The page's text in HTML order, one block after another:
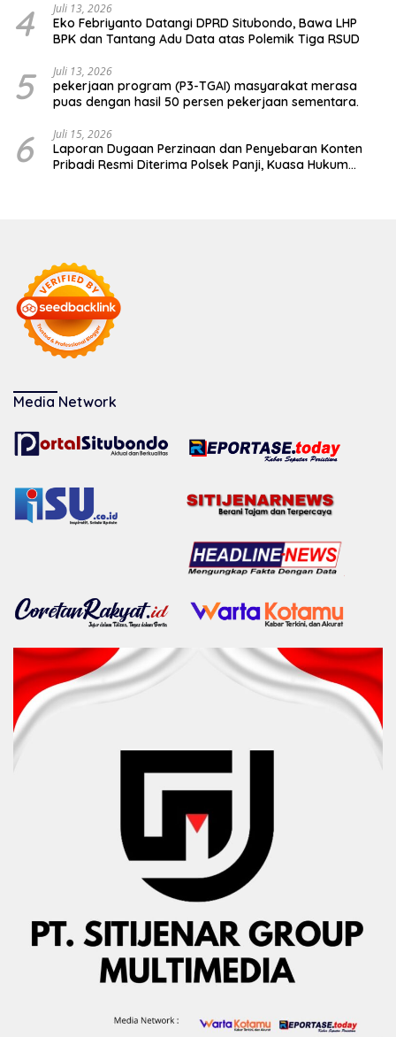
4 Juli 13, 2026
Eko Febriyanto Datangi DPRD Situbondo, Bawa LHP
BPK dan Tantang Adu Data atas Polemik Tiga RSUD
5 Juli 13, 2026
pekerjaan program (P3-TGAI) masyarakat merasa
puas dengan hasil 50 persen pekerjaan sementara.
6 Juli 15, 2026
Laporan Dugaan Perzinaan dan Penyebaran Konten
Pribadi Resmi Diterima Polsek Panji, Kuasa Hukum
Media Network